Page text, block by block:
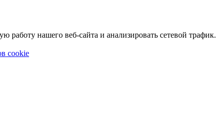
нашего веб-сайта и анализировать сетевой трафик.
cookie